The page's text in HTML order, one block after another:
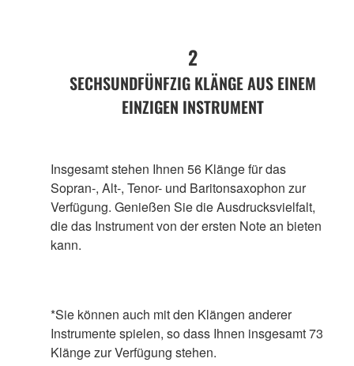
2
SECHSUNDFÜNFZIG KLÄNGE AUS EINEM
EINZIGEN INSTRUMENT
Insgesamt stehen Ihnen 56 Klänge für das
Sopran-, Alt-, Tenor- und Baritonsaxophon zur
Verfügung. Genießen Sie die Ausdrucksvielfalt,
die das Instrument von der ersten Note an bieten
kann.
*Sie können auch mit den Klängen anderer
Instrumente spielen, so dass Ihnen insgesamt 73
Klänge zur Verfügung stehen.